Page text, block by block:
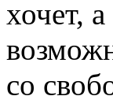
хочет,
со